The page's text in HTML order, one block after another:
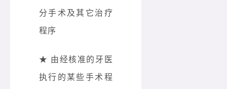
分手术及其它治疗
程序
★ 由经核准的牙医
执行的某些手术程